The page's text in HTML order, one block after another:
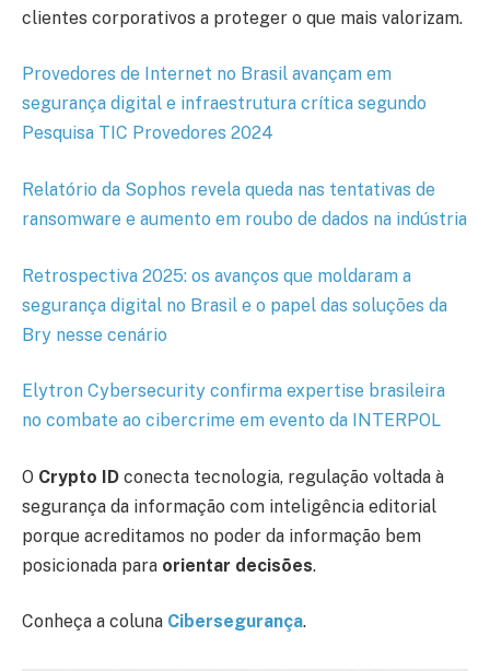
clientes corporativos a proteger o que mais valorizam.
Provedores de Internet no Brasil avançam em
segurança digital e infraestrutura crítica segundo
Pesquisa TIC Provedores 2024
Relatório da Sophos revela queda nas tentativas de
ransomware e aumento em roubo de dados na indústria
Retrospectiva 2025: os avanços que moldaram a
segurança digital no Brasil e o papel das soluções da
Bry nesse cenário
Elytron Cybersecurity confirma expertise brasileira
no combate ao cibercrime em evento da INTERPOL
O Crypto ID conecta tecnologia, regulação voltada à
segurança da informação com inteligência editorial
porque acreditamos no poder da informação bem
posicionada para orientar decisões.
Conheça a coluna Cibersegurança.